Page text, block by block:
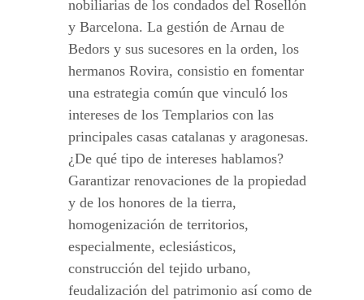
nobiliarias de los condados del Rosellón
y Barcelona. La gestión de Arnau de
Bedors y sus sucesores en la orden, los
hermanos Rovira, consistio en fomentar
una estrategia común que vinculó los
intereses de los Templarios con las
principales casas catalanas y aragonesas.
¿De qué tipo de intereses hablamos?
Garantizar renovaciones de la propiedad
y de los honores de la tierra,
homogenización de territorios,
especialmente, eclesiásticos,
construcción del tejido urbano,
feudalización del patrimonio así como de